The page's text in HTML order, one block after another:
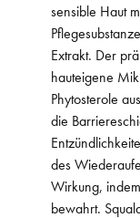
sensible Haut
Extrakt. Der
hauteigene
Phytosterole
die
des
Wirkung,
bewahrt.